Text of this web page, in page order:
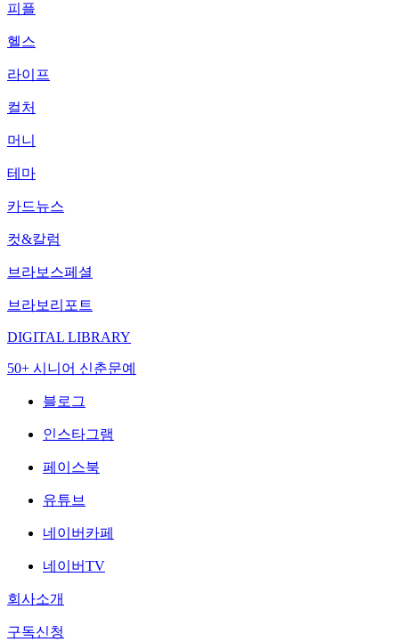
피플
헬스
라이프
컬처
머니
테마
카드뉴스
컷&칼럼
브라보스페셜
브라보리포트
DIGITAL LIBRARY
50+ 시니어 신춘문예
블로그
인스타그램
페이스북
유튜브
네이버카페
네이버TV
회사소개
구독신청